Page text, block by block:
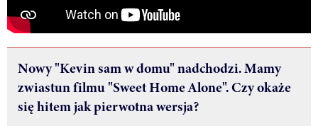
Nowy "Kevin sam w domu" nadchodzi. Mamy
zwiastun filmu "Sweet Home Alone". Czy okaże
się hitem jak pierwotna wersja?